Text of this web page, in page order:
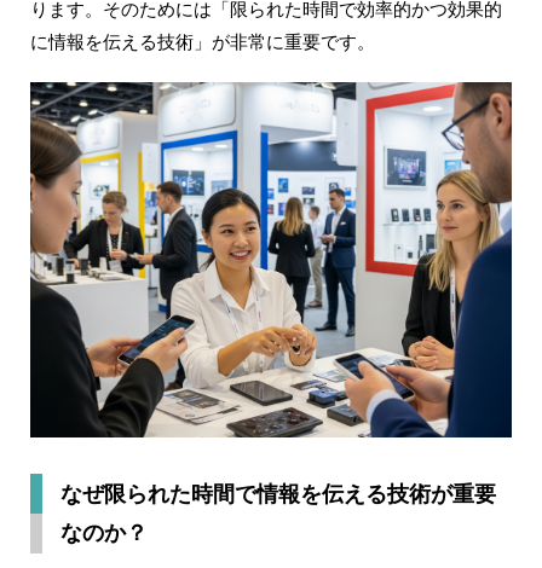
ります。そのためには「限られた時間で効率的かつ効果的
に情報を伝える技術」が非常に重要です。
なぜ限られた時間で情報を伝える技術が重要
なのか？